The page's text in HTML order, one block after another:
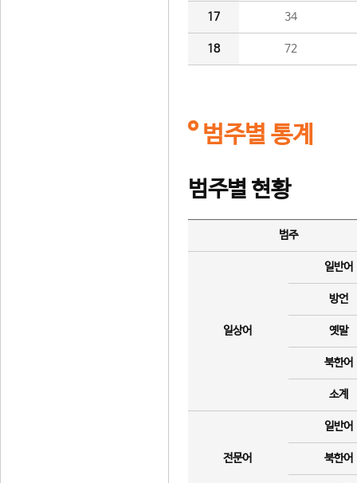
17 34
18 72
범주별 통계
범주별 현황
범주
일상어
일반어
방언
옛말
북한어
소계
전문어
일반어
북한어